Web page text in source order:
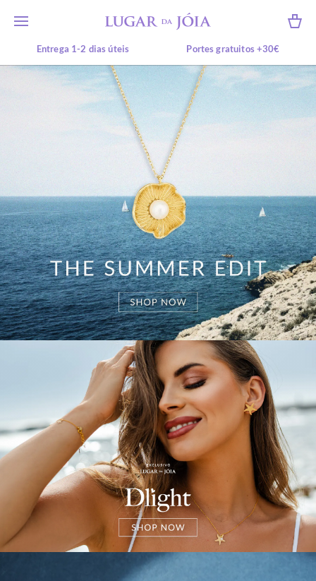
Entrega 1-2 dias úteis Portes gratuitos +30€
10% desconto +50€* Recolha em loja física